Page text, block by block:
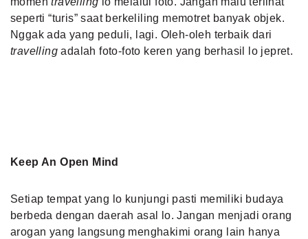
seperti “turis” saat berkeliling memotret banyak objek.
Nggak ada yang peduli, lagi. Oleh-oleh terbaik dari
travellingadalah foto-foto keren yang berhasil lo jepret.
Keep An Open Mind
Setiap tempat yang lo kunjungi pasti memiliki budaya
berbeda dengan daerah asal lo. Jangan menjadi orang
arogan yang langsung menghakimi orang lain hanya